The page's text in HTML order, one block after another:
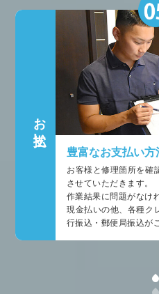
お支払い
豊富なお支払い方
お客様と修理箇所を確
させていただきます。
作業結果に問題がなけ
現金払いの他、各種ク
行振込・郵便局振込が